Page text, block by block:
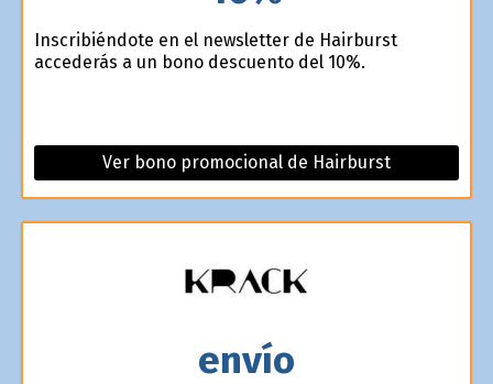
Inscribiéndote en el newsletter de Hairburst
accederás a un bono descuento del 10%.
Ver bono promocional de Hairburst
envío